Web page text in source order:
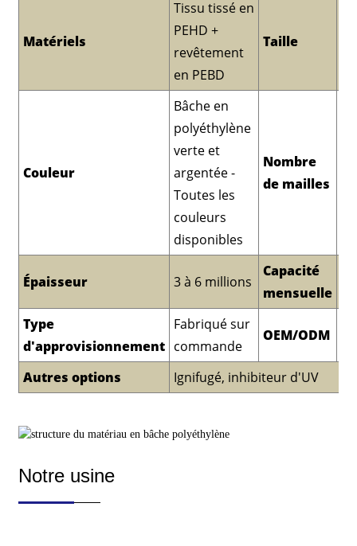
Matériels
Tissu tissé en
PEHD +
revêtement
en PEBD
Taille
Couleur
Bâche en
polyéthylène
verte et
argentée -
Toutes les
couleurs
disponibles
Nombre
de mailles
Épaisseur 3 à 6 millions
Capacité
mensuelle
Type
d'approvisionnement
Fabriqué sur
commande
OEM/ODM
Autres options Ignifugé, inhibiteur d'UV
Notre usine